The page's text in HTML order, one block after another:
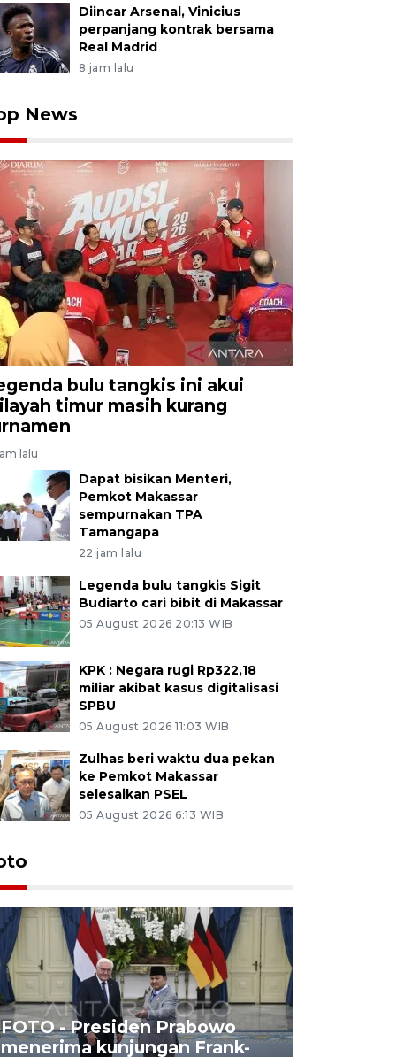
Diincar Arsenal, Vinicius
perpanjang kontrak bersama
Real Madrid
8 jam lalu
News
bulu tangkis ini akui
timur masih kurang
lalu
Dapat bisikan Menteri,
Pemkot Makassar
sempurnakan TPA
Tamangapa
22 jam lalu
Legenda bulu tangkis Sigit
Budiarto cari bibit di Makassar
05 August 2026 20:13 WIB
KPK : Negara rugi Rp322,18
miliar akibat kasus digitalisasi
SPBU
05 August 2026 11:03 WIB
Zulhas beri waktu dua pekan
ke Pemkot Makassar
selesaikan PSEL
05 August 2026 6:13 WIB
FOTO - Presiden Prabowo
menerima kunjungan Frank-